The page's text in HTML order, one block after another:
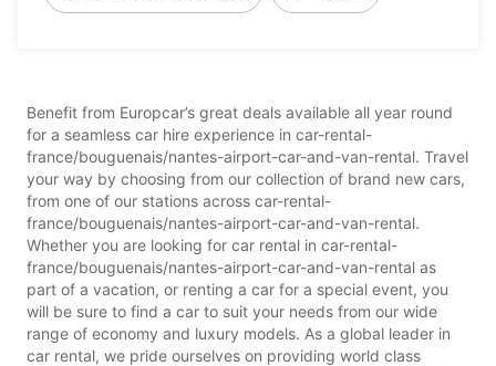
Benefit from Europcar’s great deals available all year round
for a seamless car hire experience in car-rental-
france/bouguenais/nantes-airport-car-and-van-rental. Travel
your way by choosing from our collection of brand new cars,
from one of our stations across car-rental-
france/bouguenais/nantes-airport-car-and-van-rental.
Whether you are looking for car rental in car-rental-
france/bouguenais/nantes-airport-car-and-van-rental as
part of a vacation, or renting a car for a special event, you
will be sure to find a car to suit your needs from our wide
range of economy and luxury models. As a global leader in
car rental, we pride ourselves on providing world class